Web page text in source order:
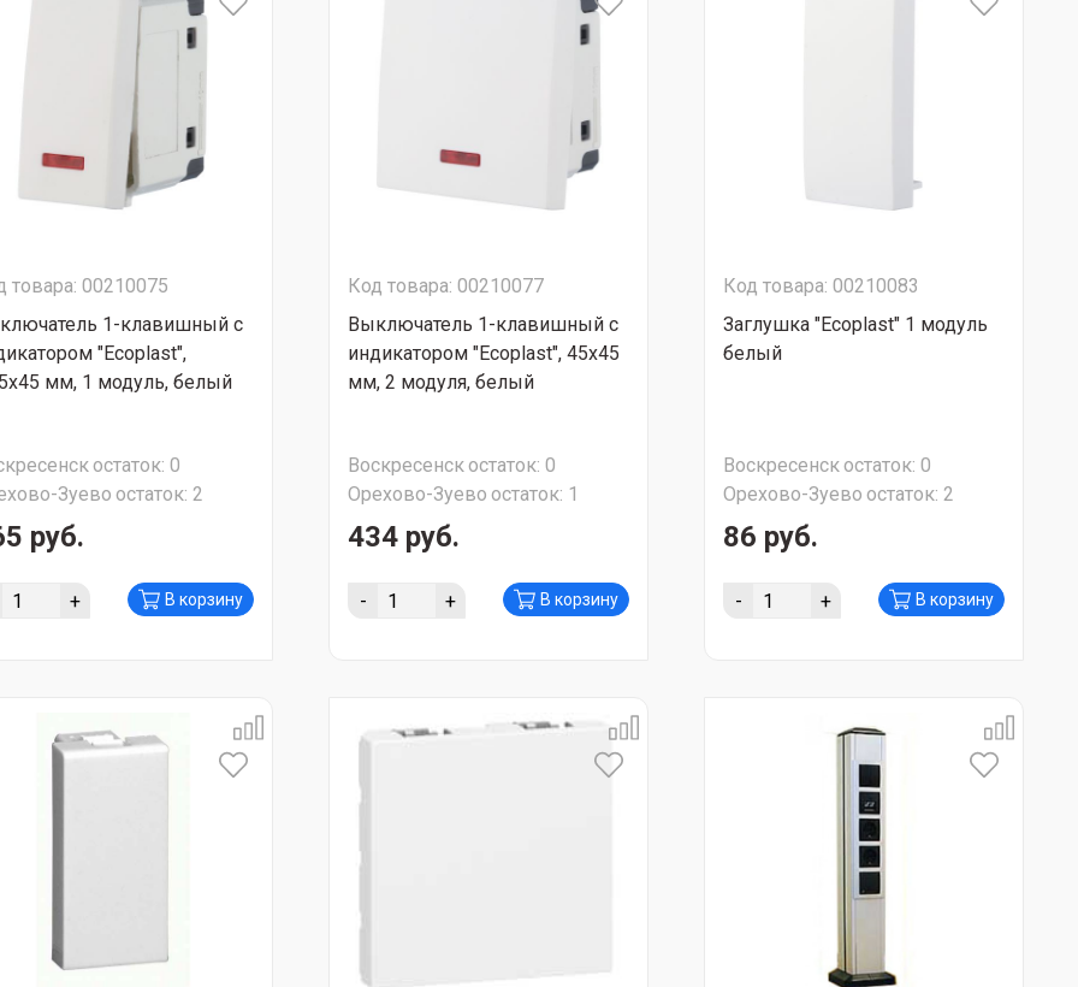
товара: 00210075
1-клавишный с
"Ecoplast",
мм, 1 модуль, белый
остаток: 0
Зуево остаток: 2
руб.
+ В корзину
Код товара: 00210077
Выключатель 1-клавишный с
индикатором "Ecoplast", 45х45
мм, 2 модуля, белый
Воскресенскостаток: 0
Орехово-Зуево остаток: 1
434 руб.
- + В корзину
Код товара: 00210083
Заглушка "Ecoplast" 1 модуль
белый
Воскресенскостаток: 0
Орехово-Зуево остаток: 2
86 руб.
- + В корзину